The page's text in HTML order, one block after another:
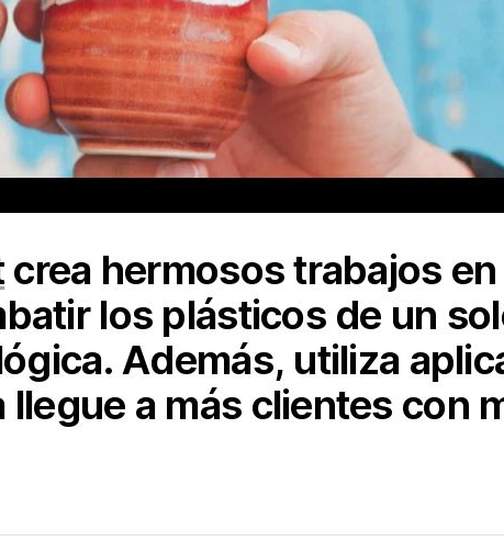
crea hermosos trabajos
los plásticos de un
Además, utiliza
llegue a más clientes con